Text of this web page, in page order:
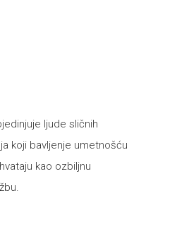
ljude sličnih
koji bavljenje umetnošću
kao ozbiljnu